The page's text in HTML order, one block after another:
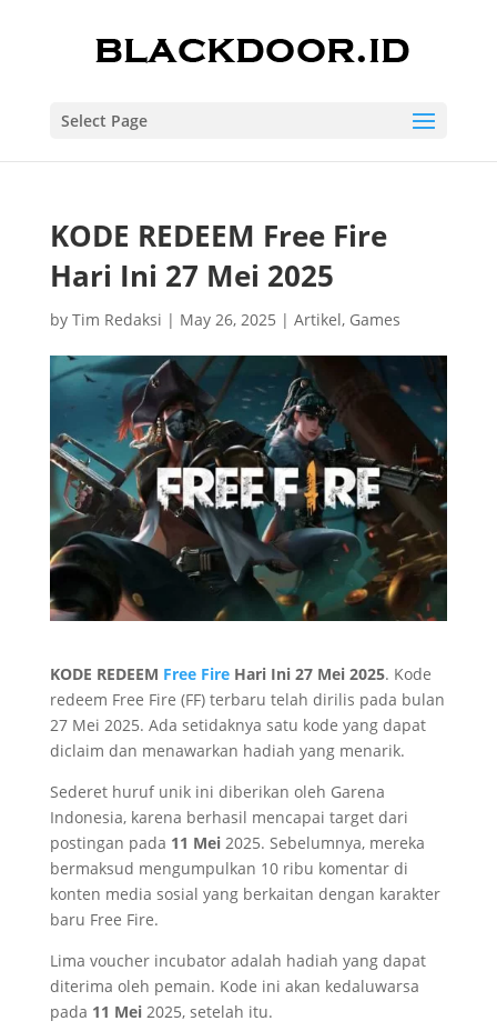
Select Page
KODE REDEEM Free Fire
Hari Ini 27 Mei 2025
by Tim Redaksi | May 26, 2025 | Artikel, Games
KODE REDEEM Free FireHari Ini 27 Mei 2025. Kode
redeem Free Fire (FF) terbaru telah dirilis pada bulan
27 Mei 2025. Ada setidaknya satu kode yang dapat
diclaim dan menawarkan hadiah yang menarik.
Sederet huruf unik ini diberikan oleh Garena
Indonesia, karena berhasil mencapai target dari
postingan pada 11 Mei2025. Sebelumnya, mereka
bermaksud mengumpulkan 10 ribu komentar di
konten media sosial yang berkaitan dengan karakter
baru Free Fire.
Lima voucher incubator adalah hadiah yang dapat
diterima oleh pemain. Kode ini akan kedaluwarsa
pada 11 Mei2025, setelah itu.